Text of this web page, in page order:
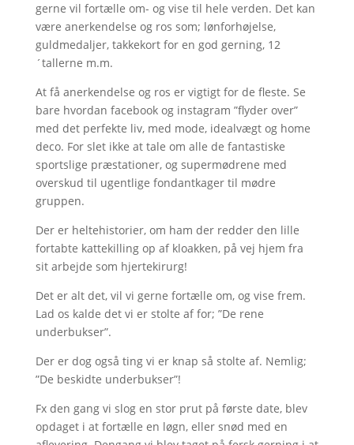
gerne vil fortælle om- og vise til hele verden. Det kan
være anerkendelse og ros som; lønforhøjelse,
guldmedaljer, takkekort for en god gerning, 12
´tallerne m.m.
At få anerkendelse og ros er vigtigt for de fleste. Se
bare hvordan facebook og instagram ”flyder over”
med det perfekte liv, med mode, idealvægt og home
deco. For slet ikke at tale om alle de fantastiske
sportslige præstationer, og supermødrene med
overskud til ugentlige fondantkager til mødre
gruppen.
Der er heltehistorier, om ham der redder den lille
fortabte kattekilling op af kloakken, på vej hjem fra
sit arbejde som hjertekirurg!
Det er alt det, vil vi gerne fortælle om, og vise frem.
Lad os kalde det vi er stolte af for; ”De rene
underbukser”.
Der er dog også ting vi er knap så stolte af. Nemlig;
”De beskidte underbukser”!
Fx den gang vi slog en stor prut på første date, blev
opdaget i at fortælle en løgn, eller snød med en